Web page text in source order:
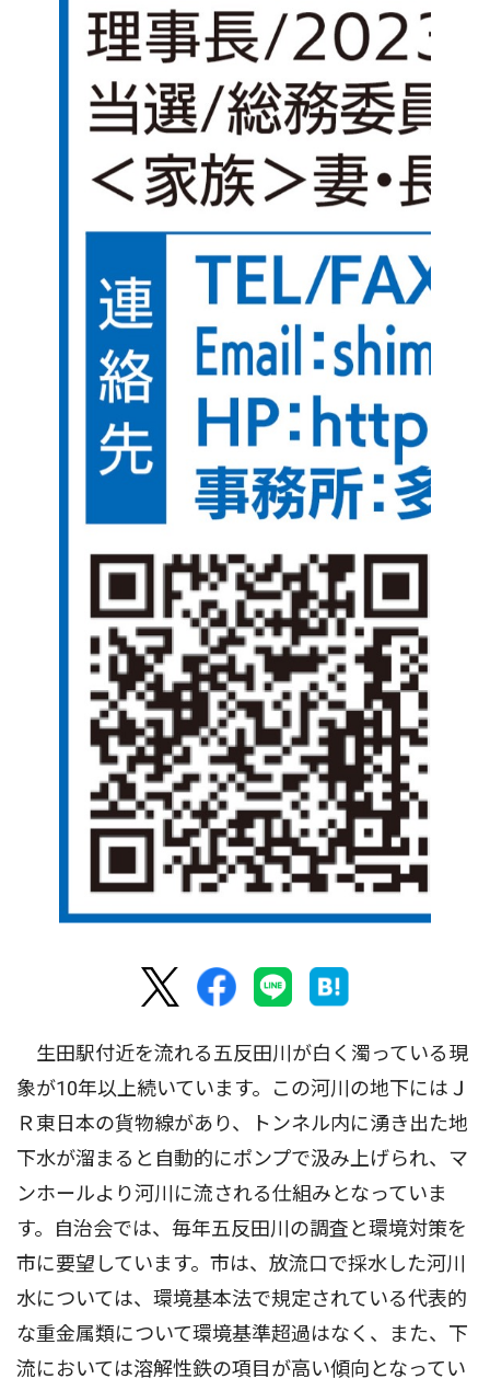
生田駅付近を流れる五反田川が白く濁っている現
象が10年以上続いています。この河川の地下にはＪ
Ｒ東日本の貨物線があり、トンネル内に湧き出た地
下水が溜まると自動的にポンプで汲み上げられ、マ
ンホールより河川に流される仕組みとなっていま
す。自治会では、毎年五反田川の調査と環境対策を
市に要望しています。市は、放流口で採水した河川
水については、環境基本法で規定されている代表的
な重金属類について環境基準超過はなく、また、下
流においては溶解性鉄の項目が高い傾向となってい